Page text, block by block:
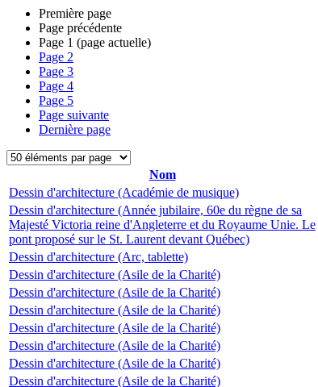
Première page
Page précédente
Page 1 (page actuelle)
Page 2
Page 3
Page 4
Page 5
Page suivante
Dernière page
Nom
Dessin d'architecture (Académie de musique)
Dessin d'architecture (Année jubilaire, 60e du règne de sa
Majesté Victoria reine d'Angleterre et du Royaume Unie. Le
pont proposé sur le St. Laurent devant Québec)
Dessin d'architecture (Arc, tablette)
Dessin d'architecture (Asile de la Charité)
Dessin d'architecture (Asile de la Charité)
Dessin d'architecture (Asile de la Charité)
Dessin d'architecture (Asile de la Charité)
Dessin d'architecture (Asile de la Charité)
Dessin d'architecture (Asile de la Charité)
Dessin d'architecture (Asile de la Charité)